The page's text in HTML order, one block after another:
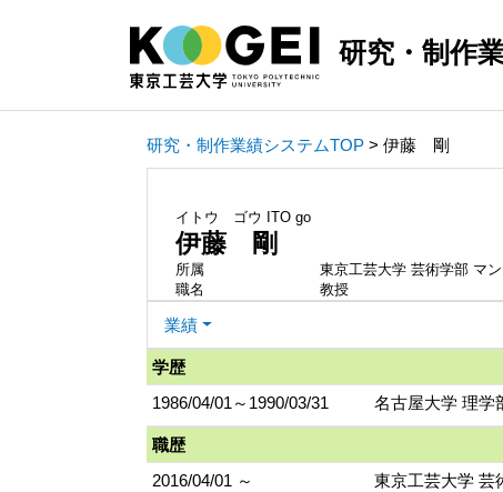
研究・制作
研究・制作業績システムTOP > 伊藤 剛
イトウ ゴウ ITO go
伊藤 剛
所属
東京工芸大学 芸術学部 マ
職名
教授
業績
学歴
1986/04/01～1990/03/31
名古屋大学 理学
職歴
2016/04/01 ～
東京工芸大学 芸